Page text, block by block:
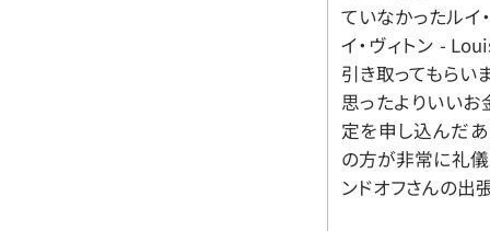
ていなかったルイ
イ・ヴィトン -
引き取ってもらい
思ったよりいいお
定を申し込んだ
の方が非常に礼儀
ンドオフさんの出